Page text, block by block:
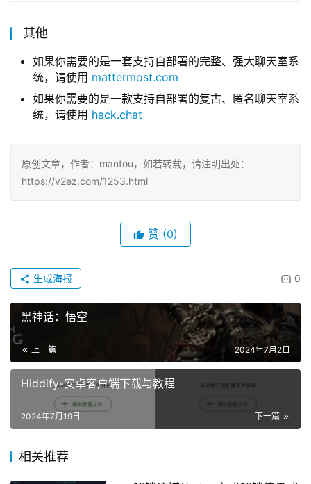
其他
如果你需要的是一套支持自部署的完整、强大聊天室系
统，请使用 mattermost.com
如果你需要的是一款支持自部署的复古、匿名聊天室系
统，请使用 hack.chat
原创文章，作者：mantou，如若转载，请注明出处：
https://v2ez.com/1253.html
赞 (0)
0
生成海报
黑神话：悟空
上一篇 2024年7月2日
Hiddify-安卓客户端下载与教程
下一篇
2024年7月19日
相关推荐